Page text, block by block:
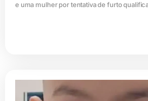
e uma mulher por tentativa de furto